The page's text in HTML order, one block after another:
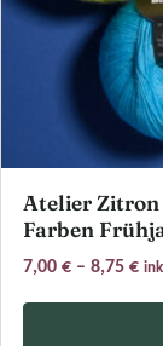
Atelier Zitron
Farben
7,00 € – 8,75 €